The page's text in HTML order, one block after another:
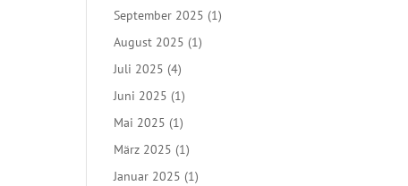
September 2025 (1)
August 2025 (1)
Juli 2025 (4)
Juni 2025 (1)
Mai 2025 (1)
März 2025 (1)
Januar 2025 (1)